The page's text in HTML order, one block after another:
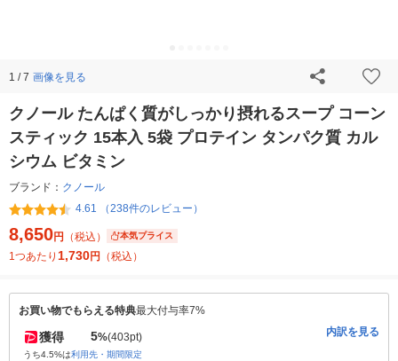
1 / 7 画像を見る
クノール たんぱく質がしっかり摂れるスープ コーン
スティック 15本入 5袋 プロテイン タンパク質 カル
シウム ビタミン
ブランド： クノール
4.61 （238件のレビュー）
8,650円 （税込） 本気プライス
1つあたり 1,730円 （税込）
お買い物でもらえる特典最大付与率7%
獲得 5%(403pt)
うち4.5%は利用先・期間限定
内訳を見る